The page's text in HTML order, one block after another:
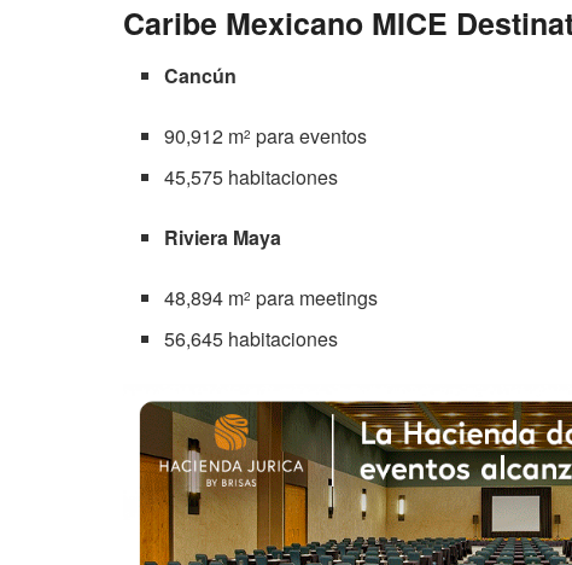
Caribe Mexicano MICE
Cancún
90,912 m2 para eventos
45,575 habitaciones
Riviera Maya
48,894 m2 para meetings
56,645 habitaciones